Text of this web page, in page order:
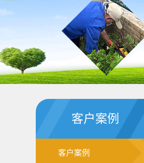
客户案例
客户案例